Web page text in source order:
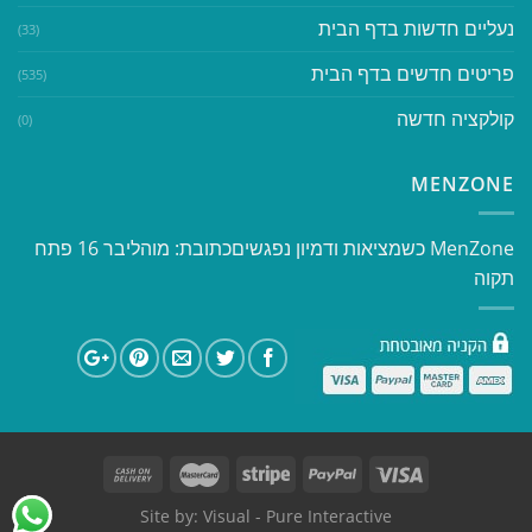
נעליים חדשות בדף הבית (33)
פריטים חדשים בדף הבית (535)
קולקציה חדשה (0)
MENZONE
​​MenZone כשמציאות ודמיון נפגשים​ כתובת: מוהליבר 16 פתח
תקוה
Site by: Visual - Pure Interactive